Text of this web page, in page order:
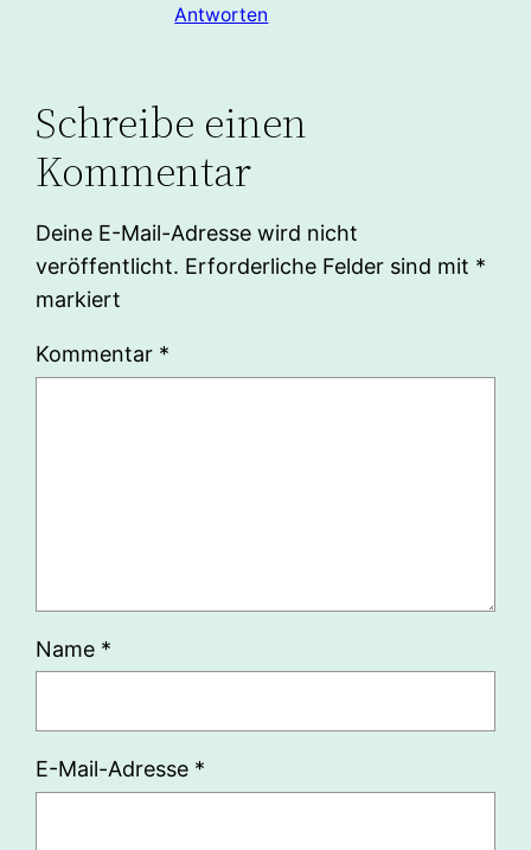
Antworten
Schreibe einen
Kommentar
Deine E-Mail-Adresse wird nicht
veröffentlicht. Erforderliche Felder sind mit *
markiert
Kommentar *
Name *
E-Mail-Adresse *